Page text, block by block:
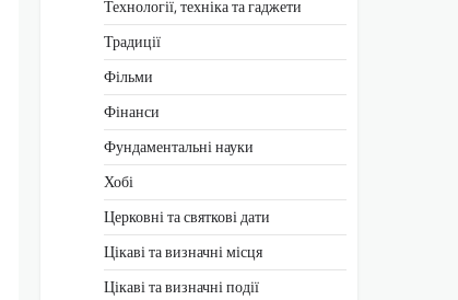
Технології, техніка та гаджети
Традиції
Фільми
Фінанси
Фундаментальні науки
Хобі
Церковні та святкові дати
Цікаві та визначні місця
Цікаві та визначні події